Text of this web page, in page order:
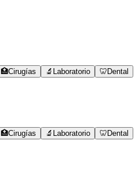
🏥Cirugías 🔬 Laboratorio 🦷 Dental
🏥Cirugías 🔬 Laboratorio 🦷 Dental